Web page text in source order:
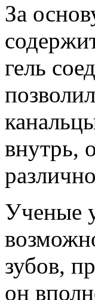
За
гель
внутрь,
Ученые
зубов,
он